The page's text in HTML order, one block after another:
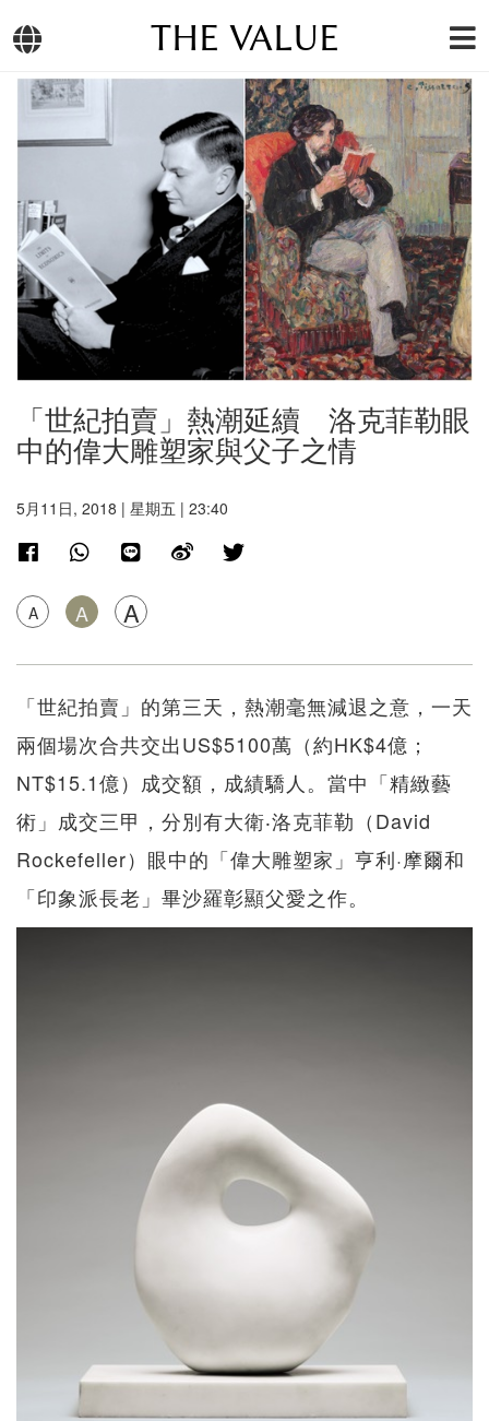
THE VALUE
「世紀拍賣」熱潮延續 洛克菲勒眼
中的偉大雕塑家與父子之情
5月11日, 2018 | 星期五 | 23:40
A A A
「世紀拍賣」的第三天，熱潮毫無減退之意，一天
兩個場次合共交出US$5100萬（約HK$4億；
NT$15.1億）成交額，成績驕人。當中「精緻藝
術」成交三甲，分別有大衛‧洛克菲勒（David
Rockefeller）眼中的「偉大雕塑家」亨利·摩爾和
「印象派長老」畢沙羅彰顯父愛之作。